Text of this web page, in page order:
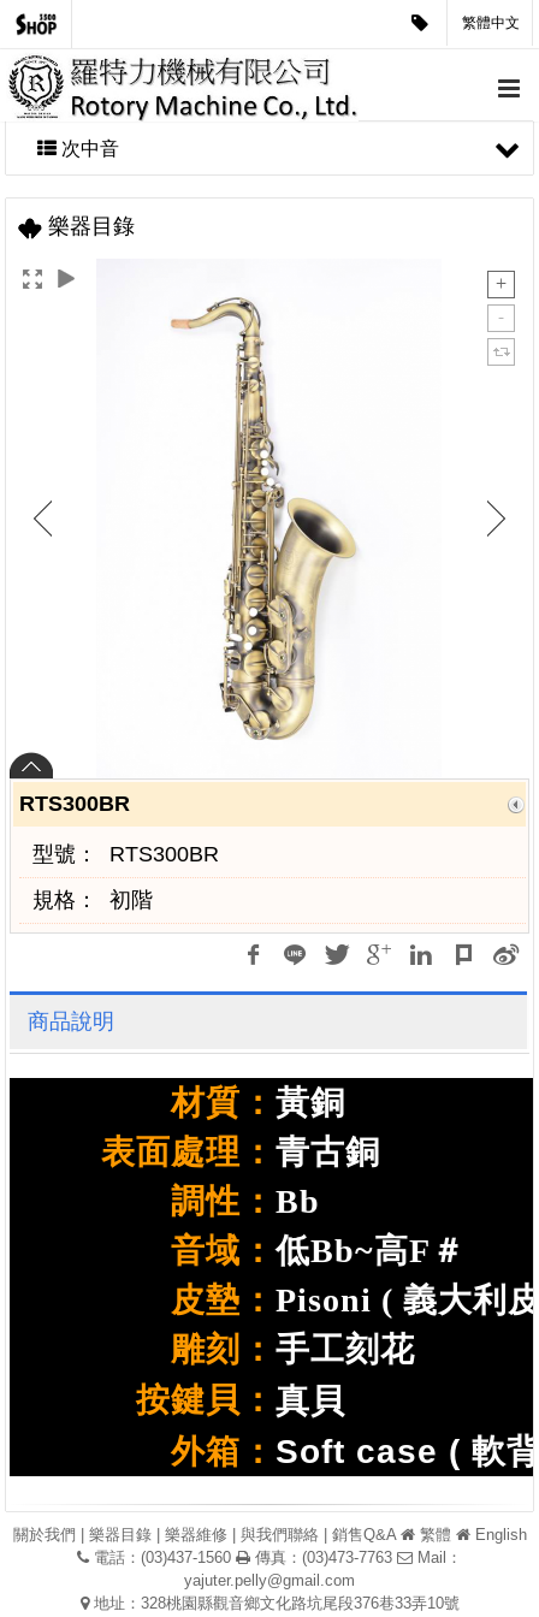
繁體中文
次中音
樂器目錄
RTS300BR
型號：
RTS300BR
規格：
初階
商品說明
材質： 黃銅
表面處理： 青古銅
調性： Bb
音域：低Bb~高F＃
皮墊： Pisoni ( 義大利
雕刻： 手工刻花
按鍵貝： 真貝
外箱： Soft case ( 軟
關於我們 樂器目錄| 樂器維修 與我們聯絡 銷售Q&A 繁體
English
電話：(03)437-1560
傳真：(03)473-7763
Mail：
yajuter.pelly@gmail.com
地址：328桃園縣觀音鄉文化路坑尾段376巷33弄10號